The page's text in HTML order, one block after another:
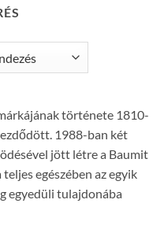
története 1810-
1988-ban két
jött létre a Baumit
egészében az egyik
egyedüli tulajdonába